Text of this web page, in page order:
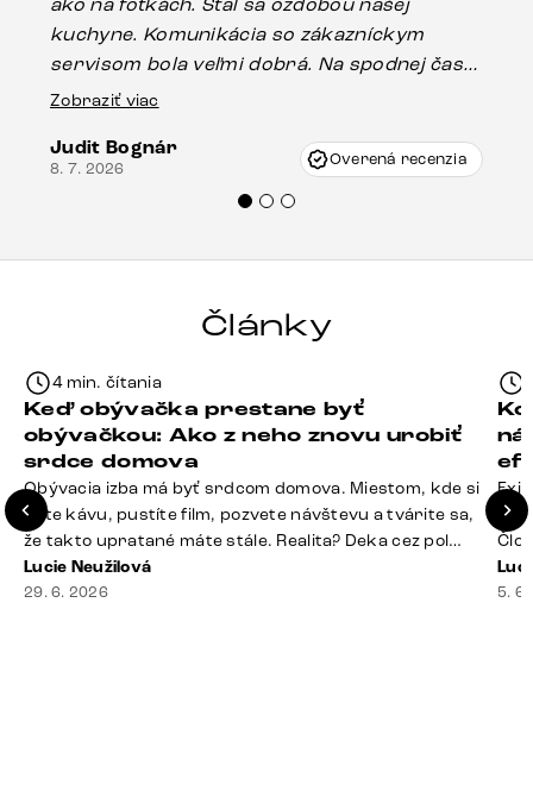
kuchyne. Komunikácia so zákazníckym
servisom bola veľmi dobrá. Na spodnej časti
stola bolo malé poškodenie, pravdepodobne
Vincze pri riešení mojej záležitosti pristúpili
veľmi korektne. Odporúčam produkty Delife
Zobraziť viac
Judit Bognár
8. 7. 2026 Overená recenzia
Články
4 min. čítania
Keď obývačka prestane byť
obývačkou: Ako z neho znovu urobiť
srdce domova
Obývacia izba má byť srdcom domova. Miestom, kde si
dáte kávu, pustíte film, pozvete návštevu a tvárite sa,
že takto upratané máte stále. Realita? Deka cez pol
sedačky, ovládač záhadne zmizol, konferenčný stolík
slúži ako odkladisko všetkého od účteniek po balzam
Lucie Neužilová
29. 6. 2026
si
5.